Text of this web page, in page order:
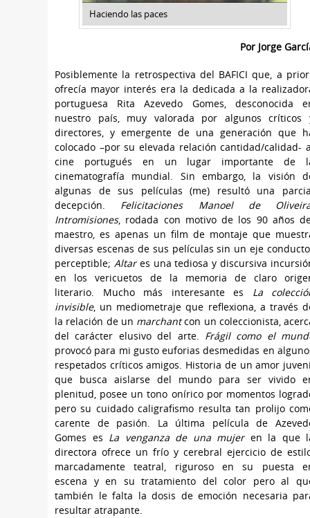
Haciendo las paces
Por Jorge
Posiblemente la retrospectiva del BAFICI que, a
ofrecía mayor interés era la dedicada a la
portuguesa Rita Azevedo Gomes, desconocida
nuestro país, muy valorada por algunos críticos
directores, y emergente de una generación que
colocado –por su elevada relación cantidad/calidad-
cine portugués en un lugar importante de
cinematografía mundial. Sin embargo, la visión
algunas de sus películas (me) resultó una
decepción. Felicitaciones Manoel de
Intromisiones, rodada con motivo de los 90 años
maestro, es apenas un film de montaje que
diversas escenas de sus películas sin un eje
perceptible; Altares una tediosa y discursiva
en los vericuetos de la memoria de claro
literario. Mucho más interesante es La
invisible, un mediometraje que reflexiona, a través
la relación de un marchantcon un coleccionista,
del carácter elusivo del arte. Frágil como el
provocó para mi gusto euforias desmedidas en
respetados críticos amigos. Historia de un amor
que busca aislarse del mundo para ser vivido
plenitud, posee un tono onírico por momentos
pero su cuidado caligrafismo resulta tan prolijo
carente de pasión. La última película de
Gomes es La venganza de una mujeren la que
directora ofrece un frío y cerebral ejercicio de
marcadamente teatral, riguroso en su puesta
escena y en su tratamiento del color pero al
también le falta la dosis de emoción necesaria
resultar atrapante.